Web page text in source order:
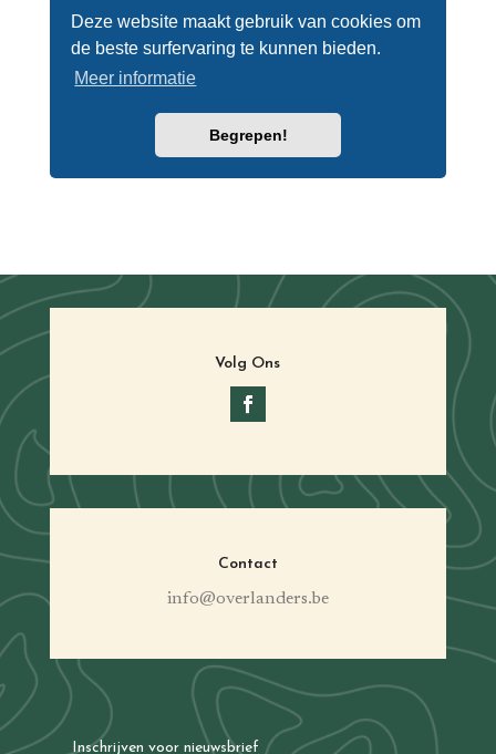
Volg Ons
Contact
info@overlanders.be
Inschrijven voor nieuwsbrief